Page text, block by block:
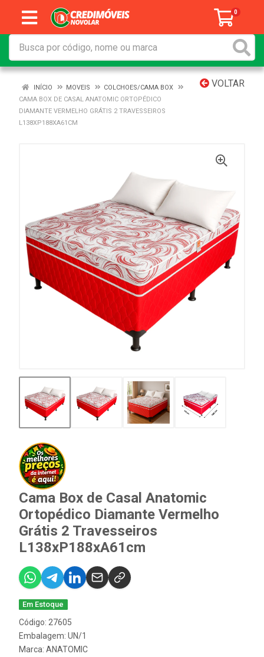
0
VOLTAR
INÍCIO MOVEIS
COLCHOES/CAMA BOX
CAMA BOX DE CASAL ANATOMIC ORTOPÉDICO
DIAMANTE VERMELHO GRÁTIS 2 TRAVESSEIROS
L138XP188XA61CM
Cama Box de Casal Anatomic
Ortopédico Diamante Vermelho
Grátis 2 Travesseiros
L138xP188xA61cm
Em Estoque
Código: 27605
Embalagem: UN/1
Marca: ANATOMIC